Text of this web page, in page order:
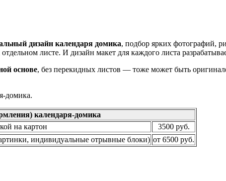
дизайн календаря домика, подбор ярких фотографий,
листе. И дизайн макет для каждого листа
основе, без перекидных листов — тоже может быть
домика.
календаря-домика
на картон
3500 руб.
индивидуальные отрывные блоки) от 6500 руб.